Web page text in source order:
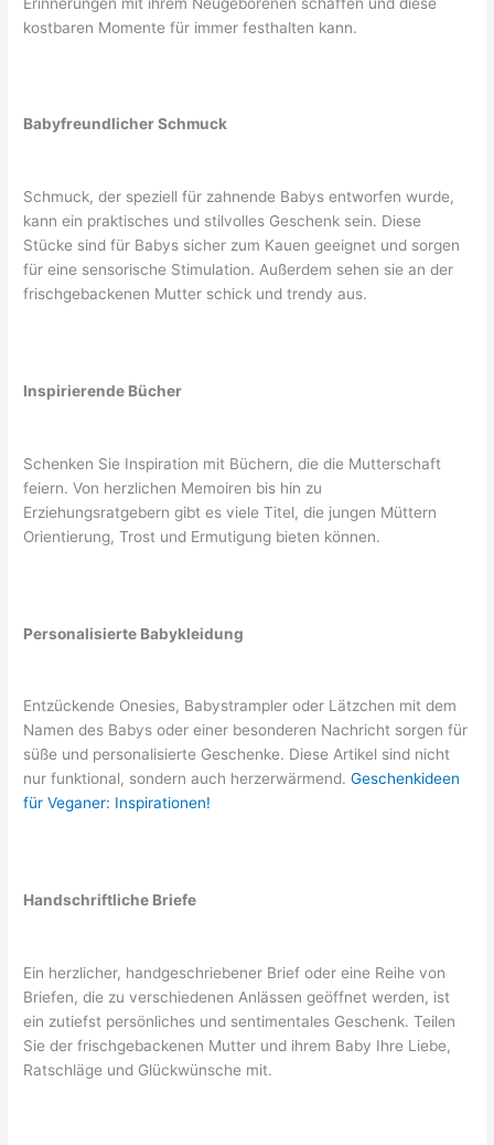
kostbaren Momente für immer festhalten kann.
Babyfreundlicher Schmuck
Schmuck, der speziell für zahnende Babys entworfen wurde,
kann ein praktisches und stilvolles Geschenk sein. Diese
Stücke sind für Babys sicher zum Kauen geeignet und sorgen
für eine sensorische Stimulation. Außerdem sehen sie an der
frischgebackenen Mutter schick und trendy aus.
Inspirierende Bücher
Schenken Sie Inspiration mit Büchern, die die Mutterschaft
feiern. Von herzlichen Memoiren bis hin zu
Erziehungsratgebern gibt es viele Titel, die jungen Müttern
Orientierung, Trost und Ermutigung bieten können.
Personalisierte Babykleidung
Entzückende Onesies, Babystrampler oder Lätzchen mit dem
Namen des Babys oder einer besonderen Nachricht sorgen für
süße und personalisierte Geschenke. Diese Artikel sind nicht
nur funktional, sondern auch herzerwärmend.Geschenkideen
für Veganer: Inspirationen!
Handschriftliche Briefe
Ein herzlicher, handgeschriebener Brief oder eine Reihe von
Briefen, die zu verschiedenen Anlässen geöffnet werden, ist
ein zutiefst persönliches und sentimentales Geschenk. Teilen
Sie der frischgebackenen Mutter und ihrem Baby Ihre Liebe,
Ratschläge und Glückwünsche mit.